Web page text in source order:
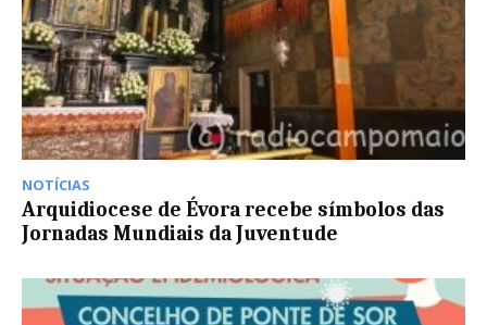
NOTÍCIAS
Arquidiocese de Évora recebe símbolos das
Jornadas Mundiais da Juventude